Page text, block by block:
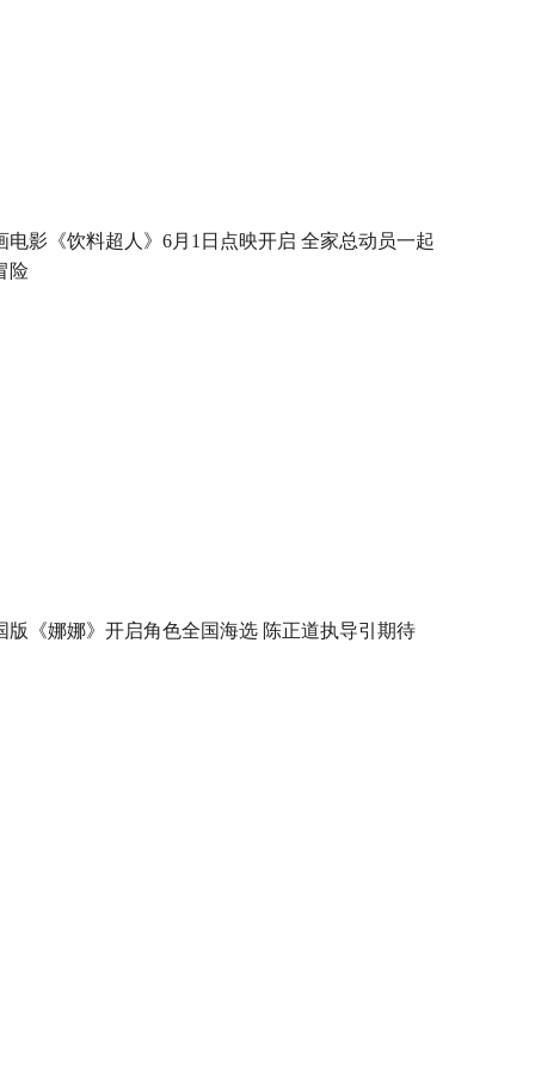
电影《饮料超人》6月1日点映开启 全家总动员一起
险
版《娜娜》开启角色全国海选 陈正道执导引期待